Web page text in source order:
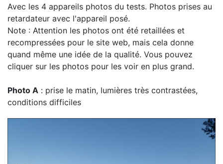
Avec les 4 appareils photos du tests. Photos prises au
retardateur avec l'appareil posé.
Note : Attention les photos ont été retaillées et
recompressées pour le site web, mais cela donne
quand même une idée de la qualité. Vous pouvez
cliquer sur les photos pour les voir en plus grand.
Photo A : prise le matin, lumières très contrastées,
conditions difficiles